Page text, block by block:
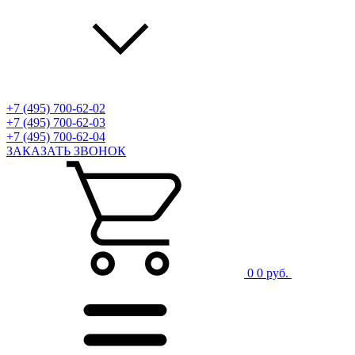
+7 (495) 700-62-02
+7 (495) 700-62-03
+7 (495) 700-62-04
ЗАКАЗАТЬ ЗВОНОК
0 0 руб.